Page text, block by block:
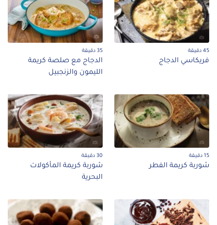
45 دقيقة
فريكاسي الدجاج
35 دقيقة
الدجاج مع صلصة كريمة
الليمون والزنجبيل
15 دقيقة
شوربة كريمة الفطر
30 دقيقة
شوربة كريمة المأكولات
البحرية